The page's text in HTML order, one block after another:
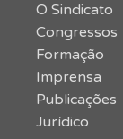
O Sindicato
Congressos
Formação
Imprensa
Publicações
Jurídico